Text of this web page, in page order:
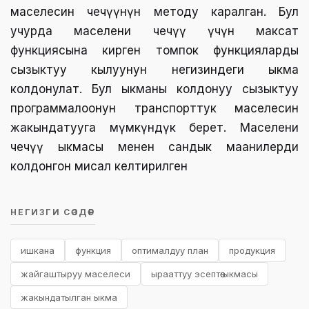
маселесин чечүүнүн методу каралган. Бул
учурда маселени чечүү үчүн максат
функциясына кирген томпок функцияларды
сызыктуу кылуунун негизиндеги ыкма
колдонулат. Бул ыкманы колдонуу сызыктуу
программалоонун транспорттук маселесин
жакындатууга мүмкүндүк берет. Маселени
чечүү ыкмасы менен сандык маанилерди
колдонгон мисал келтирилген
НЕГИЗГИ СӨЗДӨР
ишкана функция оптималдуу план продукция
жайгаштыруу маселеси ырааттуу эсептөө ыкмасы
жакындатылган ыкма